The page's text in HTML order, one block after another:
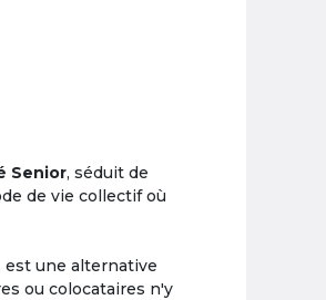
Senior, séduit de
de vie collectif où
est une alternative
ou colocataires n'y